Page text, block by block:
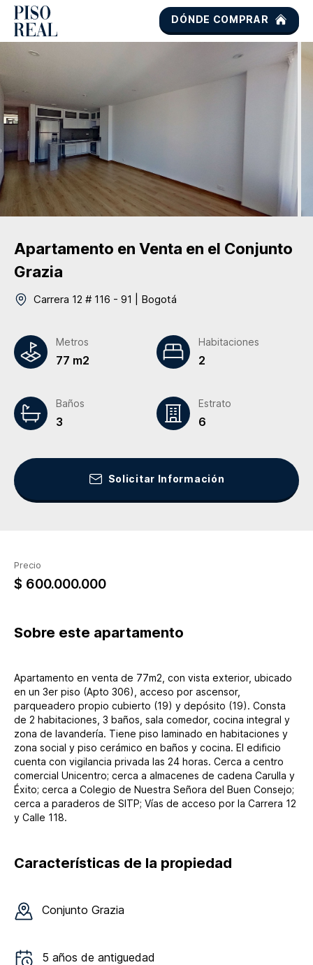
DÓNDE COMPRAR
Apartamento en Venta en el Conjunto
Grazia
Carrera 12 # 116 - 91 Bogotá
Metros
77 m2
Habitaciones
2
Baños
3
Estrato
6
Solicitar Información
Precio
$ 600.000.000
Sobre este apartamento
Apartamento en venta de 77m2, con vista exterior, ubicado
en un 3er piso (Apto 306), acceso por ascensor,
parqueadero propio cubierto (19) y depósito (19). Consta
de 2 habitaciones, 3 baños, sala comedor, cocina integral y
zona de lavandería. Tiene piso laminado en habitaciones y
zona social y piso cerámico en baños y cocina. El edificio
cuenta con vigilancia privada las 24 horas. Cerca a centro
comercial Unicentro; cerca a almacenes de cadena Carulla y
Éxito; cerca a Colegio de Nuestra Señora del Buen Consejo;
cerca a paraderos de SITP; Vías de acceso por la Carrera 12
y Calle 118.
Características de la propiedad
Conjunto Grazia
5 años de antiguedad